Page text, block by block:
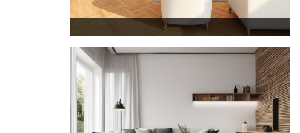
خرید پارکت لمینیت در کرج 01